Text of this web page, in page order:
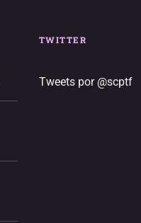
TWITTER
Tweets por @scptf